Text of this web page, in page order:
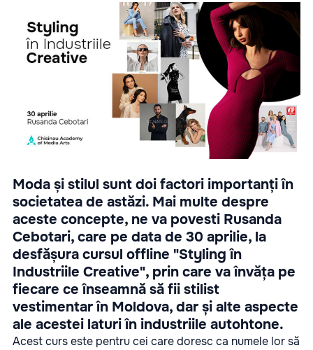
Moda și stilul sunt doi factori importanți în
societatea de astăzi. Mai multe despre
aceste concepte, ne va povesti Rusanda
Cebotari, care pe data de 30 aprilie, la
desfășura cursul offline "Styling în
Industriile Creative", prin care va învăța pe
fiecare ce înseamnă să fii stilist
vestimentar în Moldova, dar și alte aspecte
ale acestei laturi în industriile autohtone.
Acest curs este pentru cei care doresc ca numele lor să